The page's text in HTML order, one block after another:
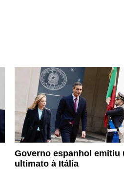
Governo espanhol emitiu
ultimato à Itália